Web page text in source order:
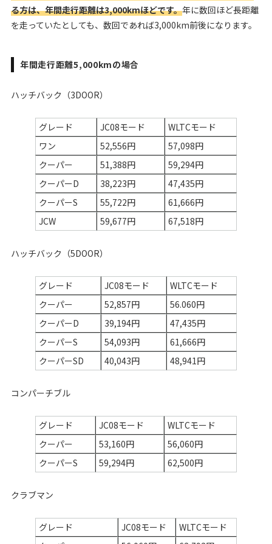
る方は、年間走行距離は3,000kmほどです。年に数回ほど長距離
を走っていたとしても、数回であれば3,000km前後になります。
年間走行距離5,000kmの場合
ハッチバック（3DOOR）
グレード JC08モード
WLTCモード
ワン
52,556円
57,098円
クーパー
51,388円
59,294円
クーパーD
38,223円
47,435円
クーパーS
55,722円
61,666円
JCW
59,677円 67,518円
ハッチバック（5DOOR）
グレード JC08モード
WLTCモード
クーパー
52,857円
56.060円
クーパーD
39,194円
47,435円
クーパーS
54,093円
61,666円
クーパーSD
40,043円 48,941円
コンパーチブル
グレード JC08モード
WLTCモード
クーパー
53,160円
56,060円
クーパーS
59,294円 62,500円
クラブマン
グレード JC08モード
WLTCモード